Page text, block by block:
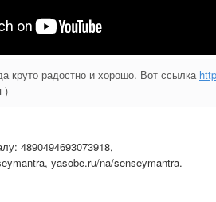
круто радостно и хорошо. Вот ссылка
)
4890494693073918,
yasobe.ru/na/senseymantra.